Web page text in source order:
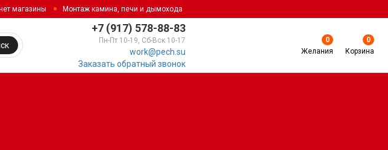
магазины Монтаж камина, печи и дымохода
+7 (917) 578-88-83
Пн-Пт 10-19, Сб-Вск 10-17
work@pech.su
Заказать обратный звонок
0
Желания
0
Корзина